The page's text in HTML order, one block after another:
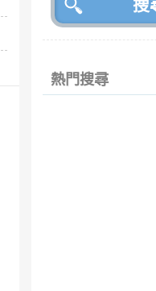
熱門搜尋